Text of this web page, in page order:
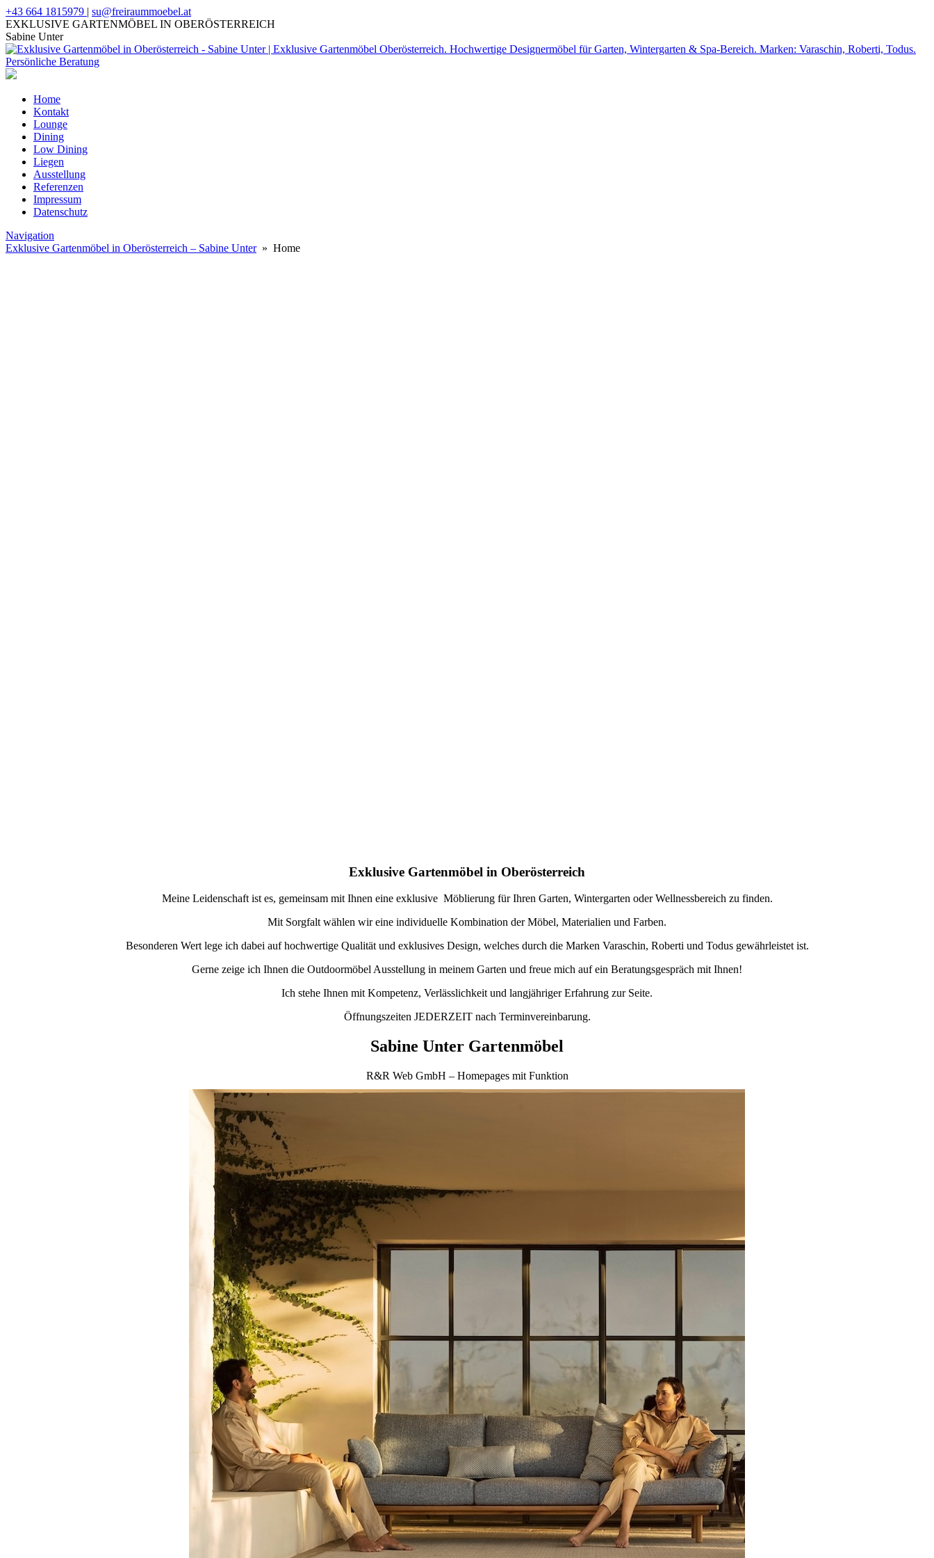
+43 664 1815979 | su@freiraummoebel.at
EXKLUSIVE GARTENMÖBEL IN OBERÖSTERREICH
Sabine Unter
Home
Kontakt
Lounge
Dining
Low Dining
Liegen
Ausstellung
Referenzen
Impressum
Datenschutz
Navigation
Exklusive Gartenmöbel in Oberösterreich – Sabine Unter» Home
Exklusive Gartenmöbel in Oberösterreich
Meine Leidenschaft ist es, gemeinsam mit Ihnen eine exklusive Möblierung für Ihren Garten, Wintergarten oder Wellnessbereich zu finden.
Mit Sorgfalt wählen wir eine individuelle Kombination der Möbel, Materialien und Farben.
Besonderen Wert lege ich dabei auf hochwertige Qualität und exklusives Design, welches durch die Marken Varaschin, Roberti und Todus gewährleistet ist.
Gerne zeige ich Ihnen die Outdoormöbel Ausstellung in meinem Garten und freue mich auf ein Beratungsgespräch mit Ihnen!
Ich stehe Ihnen mit Kompetenz, Verlässlichkeit und langjähriger Erfahrung zur Seite.
Öffnungszeiten JEDERZEIT nach Terminvereinbarung.
Sabine Unter Gartenmöbel
R&R Web GmbH – Homepages mit Funktion